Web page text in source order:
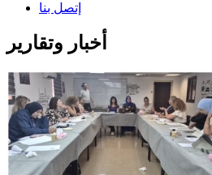
إتصل بنا
أخبار وتقارير